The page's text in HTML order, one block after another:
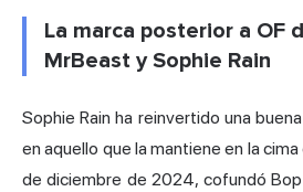
La marca posterior a OF
MrBeast y Sophie Rain
Sophie Rain ha reinvertido una
en aquello que la mantiene en la cima
de diciembre de 2024, cofundó